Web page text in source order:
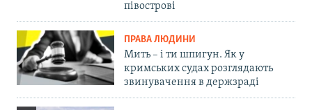
півострові
ПРАВА ЛЮДИНИ
Мить – і ти шпигун. Як у
кримських судах розглядають
звинувачення в держзраді